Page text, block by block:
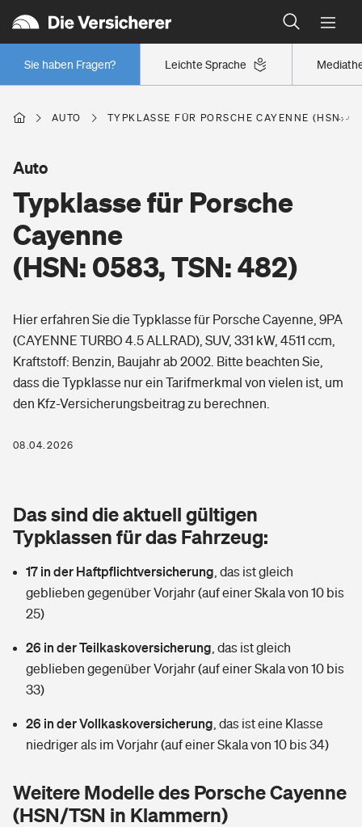
Leichte Sprache
Sie haben Fragen?
Wer versichert was: Jetzt Versicherer finden
Regionalklassen: So ist Ihre Region eingestuft
Wer versichert was: Jetzt Versicherer finden
Berufsunfähigkeitsversicherung
Erwerbsunfähigkeitsversicherung
Arbeitsrechtsschutz
Berufshaftpflichtversicherung
Rentenrechner: Wie viel Geld bekomme ich im Alter?
Wer versichert was: Jetzt Versicherer finden
Sie haben Fragen?
Wohnen
Wohngebäudeversicherung
Hausratversicherung
Elementarversicherung
Photovoltaik
Wärmepumpen versichern
Vermieterrrechtsschutz
Mietkautionsversicherung
Restkreditversicherung
Zur Übersicht
Wer versichert was: Jetzt Versicherer finden
Pri­vate Haft­pflicht­
Rechts­schutz­ver­si­che­rung
Kinderunfall­ver­si­che­rung
Reiseversicherung
Handyversicherung
Musikinstrumentenversicherung
Gesundheit
Private Krankenversicherung
Tierkrankenversicherung
Zur Übersicht
Wer versichert was: Jetzt Versicherer finden
Sie haben Fragen?
AUTO TYPKLASSE FÜR PORSCHE CAYENNE (HSN:
Typklasse für Porsche
Cayenne
(HSN: 0583, TSN: 482)
Auto
Hier erfahren Sie die Typklasse für Porsche Cayenne, 9PA
(CAYENNE TURBO 4.5 ALLRAD), SUV, 331 kW, 4511 ccm,
Kraftstoff: Benzin, Baujahr ab 2002. Bitte beachten Sie,
dass die Typklasse nur ein Tarifmerkmal von vielen ist, um
den Kfz-Versicherungsbeitrag zu berechnen.
08.04.2026
Das sind die aktuell gültigen
Typklassen für das Fahrzeug:
17 in der Haftpflichtversicherung das ist gleich
geblieben gegenüber Vorjahr (auf einer Skala von 10 bis
25)
26 in der Teilkaskoversicherung das ist gleich
geblieben gegenüber Vorjahr (auf einer Skala von 10 bis
33)
26 in der Vollkaskoversicherung das ist eine Klasse
niedriger als im Vorjahr (auf einer Skala von 10 bis 34)
Weitere Modelle des Porsche Cayenne
(HSN/TSN in Klammern)